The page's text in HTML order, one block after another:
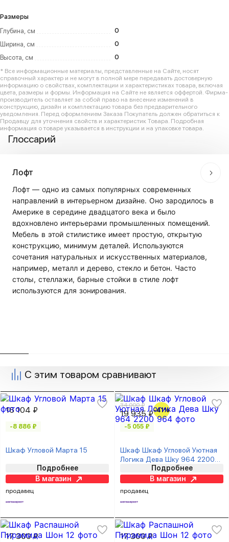
Размеры
Глубина, см
0
Ширина, см
0
Высота, см
0
* Все информационные материалы, представленные на Сайте, носят
справочный характер и не могут в полной мере передавать достоверную
информацию о свойствах, комплектации и характеристиках товара, включая
цвета, размеры и формы. Информация на Сайте не является оффертой. Фирма-
производитель оставляет за собой право на внесение изменений в
конструкцию, дизайн и комплектацию товара без предварительного
уведомления. Перед оформлением Заказа Покупатель должен обратиться к
Продавцу для уточнения свойств и характеристик Товара. Подробная
информация о товаре указывается в инструкции и на упаковке товара.
Глоссарий
Лофт
Лофт — одно из самых популярных современных
направлений в интерьерном дизайне. Оно зародилось в
Америке в середине двадцатого века и было
вдохновлено интерьерами промышленных помещений.
Мебель в этой стилистике имеет простую, открытую
конструкцию, минимум деталей. Используются
сочетания натуральных и искусственных материалов,
например, металл и дерево, стекло и бетон. Часто
столы, стеллажи, барные стойки в стиле лофт
используются для зонирования.
С этим товаром сравнивают
16 104 ₽
-8 886 ₽
Шкаф Угловой Марта 15
Подробнее
В магазин
продавец
34 000 ₽
19 935 ₽-41%
-5 055 ₽
Шкаф Шкаф Угловой Уютная
Логика Дева Шку 964 2200
Подробнее
В магазин
продавец
17 300 ₽ 17 300 ₽